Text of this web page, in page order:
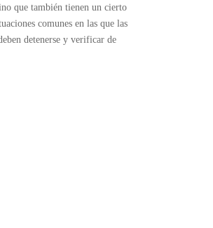
que también tienen un cierto
comunes en las que las
detenerse y verificar de